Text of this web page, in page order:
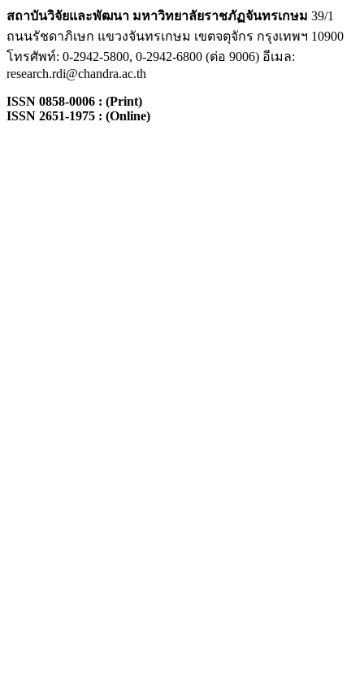
สถาบันวิจัยและพัฒนา มหาวิทยาลัยราชภัฏจันทรเกษม 39/1
ถนนรัชดาภิเษก แขวงจันทรเกษม เขตจตุจักร กรุงเทพฯ 10900
โทรศัพท์: 0-2942-5800, 0-2942-6800 (ต่อ 9006) อีเมล:
research.rdi@chandra.ac.th
ISSN 0858-0006 : (Print)
ISSN 2651-1975 : (Online)